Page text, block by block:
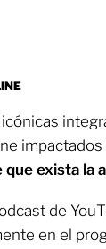
icónicas
que exista la
de
en el